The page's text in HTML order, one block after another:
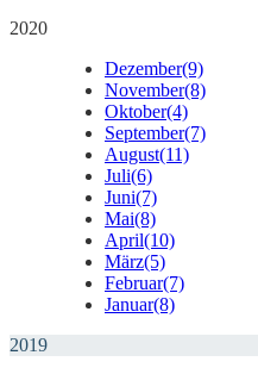
2020
Dezember(9)
November(8)
Oktober(4)
September(7)
August(11)
Juli(6)
Juni(7)
Mai(8)
April(10)
März(5)
Februar(7)
Januar(8)
2019